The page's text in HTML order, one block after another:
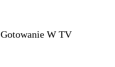
Gotowanie W TV